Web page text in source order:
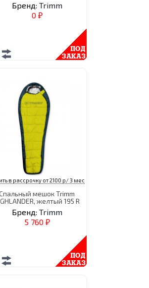
Бренд: Trimm
0 ₽
в рассрочку от 2100 р/ 3 мес
мешок Trimm
желтый 195 R
Бренд: Trimm
5 760 ₽